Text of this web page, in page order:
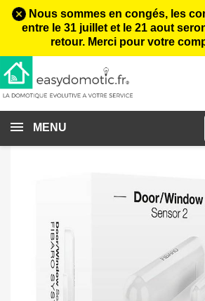
Nous sommes en congés, les
entre le 31 juillet et le 21 aout
retour. Merci pour votre

MENU